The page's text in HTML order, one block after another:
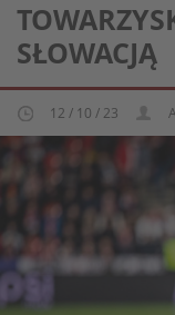
SŁOWACJĄ
12 / 10 / 23